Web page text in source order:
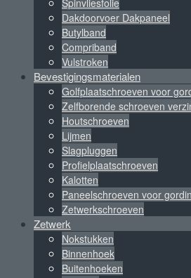
Spinvliesfolie
Dakdoorvoer Dakpaneel
Butylband
Compriband
Vulstroken
Bevestigingsmaterialen
Golfplaatschroeven voor
Zelfborende schroeven
Houtschroeven
Lijmen
Slagpluggen
Profielplaatschroeven
Kalotten
Paneelschroeven voor
Zetwerkschroeven
Zetwerk
Nokstukken
Binnenhoek
Buitenhoeken